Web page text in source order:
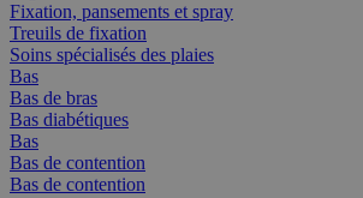
Fixation, pansements et spray
Treuils de fixation
Soins spécialisés des plaies
Bas
Bas de bras
Bas diabétiques
Bas
Bas de contention
Bas de contention